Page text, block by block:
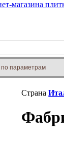
по параметрам
Страна